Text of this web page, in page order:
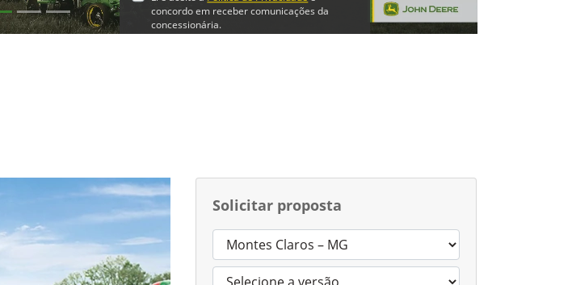
concordo em receber comunicações da
concessionária.
Solicitar proposta